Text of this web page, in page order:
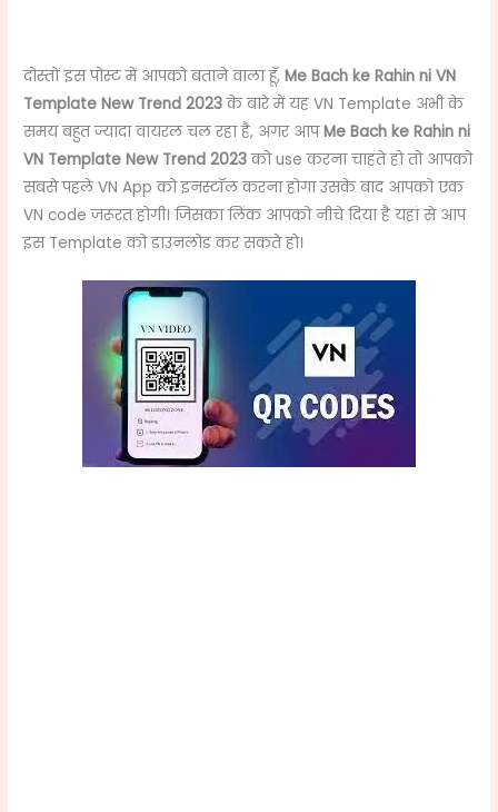
दोस्तों इस पोस्ट में आपको बताने वाला हूँ,Me Bach ke Rahin ni VN
Template New Trend 2023के बारे में यह VN Template अभी के
समय बहुत ज्यादा वायरल चल रहा है, अगर आपMe Bach ke Rahin ni
VN Template New Trend 2023को use करना चाहते हो तो आपको
सबसे पहले VN App को इनस्टॉल करना होगा उसके बाद आपको एक
VN code जरूरत होगी। जिसका लिंक आपको नीचे दिया है यहां से आप
इस Template को डाउनलोड कर सकते हो।